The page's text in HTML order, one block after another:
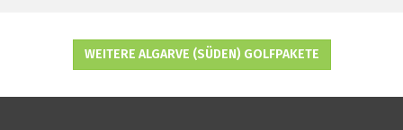
WEITERE ALGARVE (SÜDEN) GOLFPAKETE